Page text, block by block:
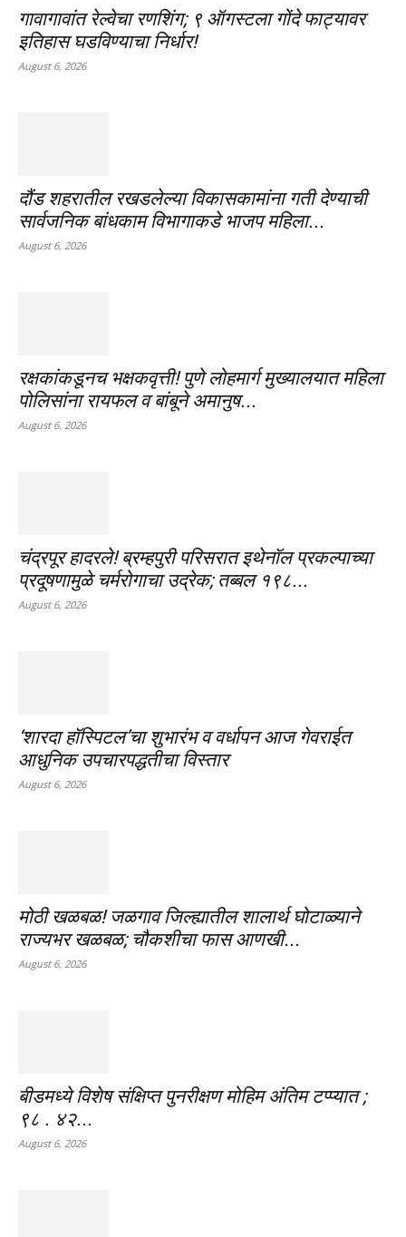
गावागावांत रेल्वेचा रणशिंग; ९ ऑगस्टला गोंदे फाट्यावर
इतिहास घडविण्याचा निर्धार!
August 6, 2026
दौंड शहरातील रखडलेल्या विकासकामांना गती देण्याची
सार्वजनिक बांधकाम विभागाकडे भाजप महिला...
August 6, 2026
रक्षकांकडूनच भक्षकवृत्ती! पुणे लोहमार्ग मुख्यालयात महिला
पोलिसांना रायफल व बांबूने अमानुष...
August 6, 2026
चंद्रपूर हादरले! ब्रम्हपुरी परिसरात इथेनॉल प्रकल्पाच्या
प्रदूषणामुळे चर्मरोगाचा उद्रेक; तब्बल १९८...
August 6, 2026
‘शारदा हॉस्पिटल’चा शुभारंभ व वर्धापन आज गेवराईत
आधुनिक उपचारपद्धतीचा विस्तार
August 6, 2026
मोठी खळबळ! जळगाव जिल्ह्यातील शालार्थ घोटाळ्याने
राज्यभर खळबळ; चौकशीचा फास आणखी...
August 6, 2026
बीडमध्ये विशेष संक्षिप्त पुनरीक्षण मोहिम अंतिम टप्प्यात ;
९८ . ४२...
August 6, 2026